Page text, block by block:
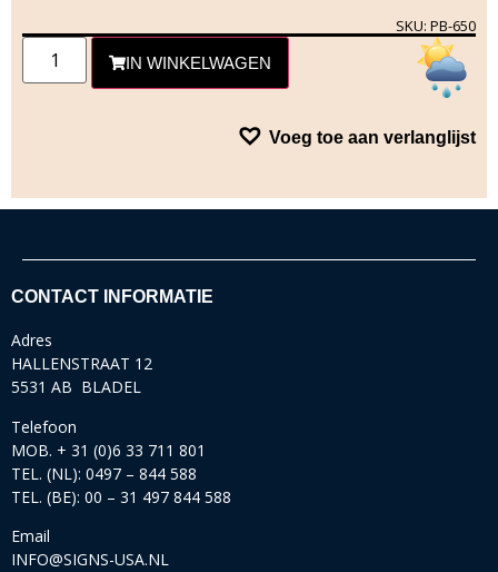
SKU: PB-650
IN WINKELWAGEN
Voeg toe aan verlanglijst
CONTACT INFORMATIE
Adres
HALLENSTRAAT 12
5531 AB BLADEL
Telefoon
MOB. + 31 (0)6 33 711 801
TEL. (NL): 0497 – 844 588
TEL. (BE): 00 – 31 497 844 588
Email
INFO@SIGNS-USA.NL